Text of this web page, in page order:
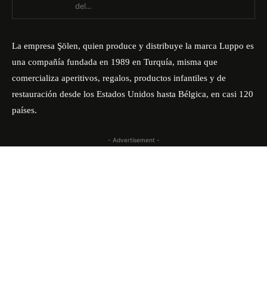
del...
La empresa Şölen, quien produce y distribuye la marca Luppo es
una compañía fundada en 1989 en Turquía, misma que
comercializa aperitivos, regalos, productos infantiles y de
restauración desde los Estados Unidos hasta Bélgica, en casi 120
países.
- Advertisement -